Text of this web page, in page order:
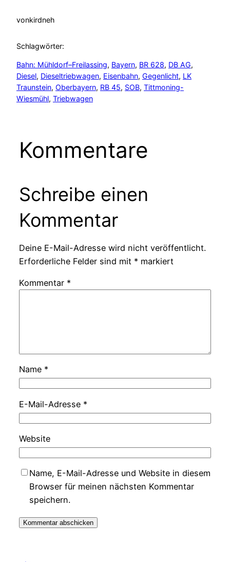
vonkirdneh
Schlagwörter:
Bahn: Mühldorf–Freilassing, Bayern, BR 628, DB AG
Diesel, Dieseltriebwagen, Eisenbahn, Gegenlicht, LK
Traunstein, Oberbayern, RB 45, SOB, Tittmoning-
Wiesmühl, Triebwagen
Kommentare
Schreibe einen
Kommentar
Deine E-Mail-Adresse wird nicht veröffentlicht.
Erforderliche Felder sind mit * markiert
Kommentar *
Name *
E-Mail-Adresse *
Website
Name, E-Mail-Adresse und Website in diesem
Browser für meinen nächsten Kommentar
speichern.